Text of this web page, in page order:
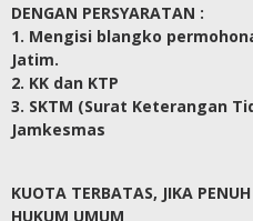
DENGAN PERSYARATAN :
1. Mengisi blangko
Jatim.
2. KK dan KTP
3. SKTM (Surat Keterangan
Jamkesmas
KUOTA TERBATAS, JIKA
HUKUM UMUM